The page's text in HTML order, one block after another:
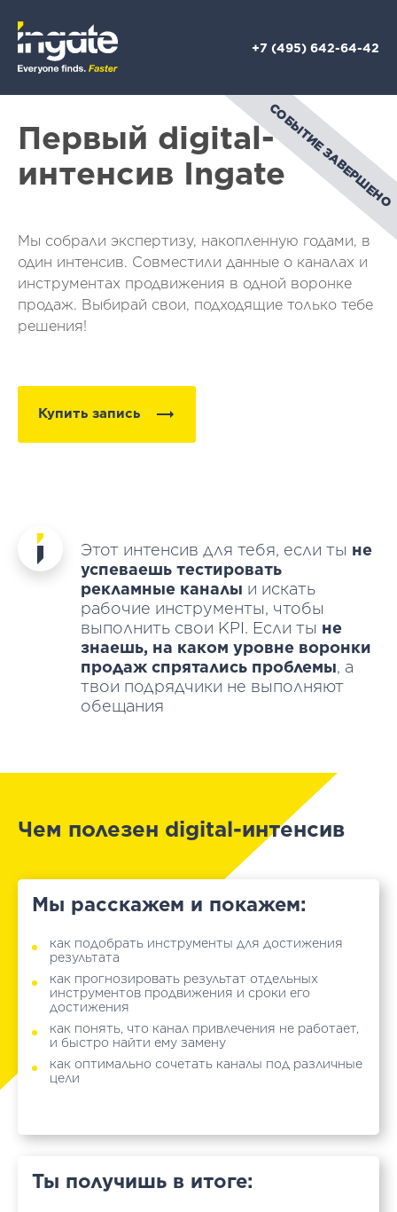
+7 (495) 642-64-42
Первый digital-
интенсив Ingate
Мы собрали экспертизу, накопленную годами, в
один интенсив. Совместили данные о каналах и
инструментах продвижения в одной воронке
продаж. Выбирай свои, подходящие только тебе
решения!
Купить запись
СОБЫТИЕ ЗАВЕРШЕНО
Этот интенсив для тебя, если ты не
успеваешь тестировать
рекламные каналы и искать
рабочие инструменты, чтобы
выполнить свои KPI. Если ты не
знаешь, на каком уровне воронки
продаж спрятались проблемы, а
твои подрядчики не выполняют
обещания
Чем полезен digital-интенсив
Мы расскажем и покажем:
как подобрать инструменты для достижения
результата
как прогнозировать результат отдельных
инструментов продвижения и сроки его
достижения
как понять, что канал привлечения не работает,
и быстро найти ему замену
как оптимально сочетать каналы под различные
цели
Ты получишь в итоге: